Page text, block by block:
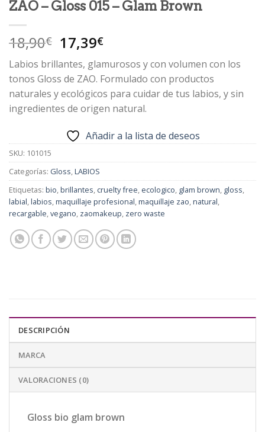
ZAO – Gloss 015 – Glam Brown
18,90€ El
precio
original
era:
18,90€.
17,39€El
actual
es:
17,39€.
Labios brillantes, glamurosos y con volumen con los
tonos Gloss de ZAO. Formulado con productos
naturales y ecológicos para cuidar de tus labios, y sin
ingredientes de origen natural.
Añadir a la lista de deseos
SKU: 101015
Categorías: Gloss LABIOS
Etiquetas: bio brillantes cruelty free ecologico glam brown gloss
labial labios maquillaje profesional maquillaje zao natural
recargable vegano zaomakeup zero waste
DESCRIPCIÓN
MARCA
VALORACIONES (0)
Gloss bio glam brown